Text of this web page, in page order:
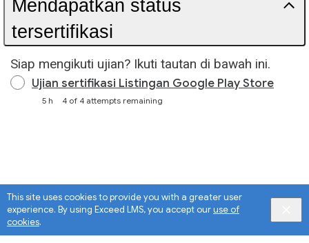
This site uses cookies to provide you with a greater user
experience. By using Exceed LMS, you accept ouruse of
cookies.
Mendapatkan status
tersertifikasi
Siap mengikuti ujian? Ikuti tautan di bawah ini.
Ujian sertifikasi Listingan Google Play Store
5 h 4 of 4 attempts remaining